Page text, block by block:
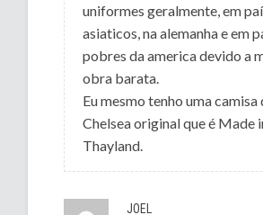
uniformes geralmente, em
asiaticos, na alemanha e em
pobres da america devido a
obra barata.
Eu mesmo tenho uma camisa
Chelsea original que é Made
Thayland.
JOEL